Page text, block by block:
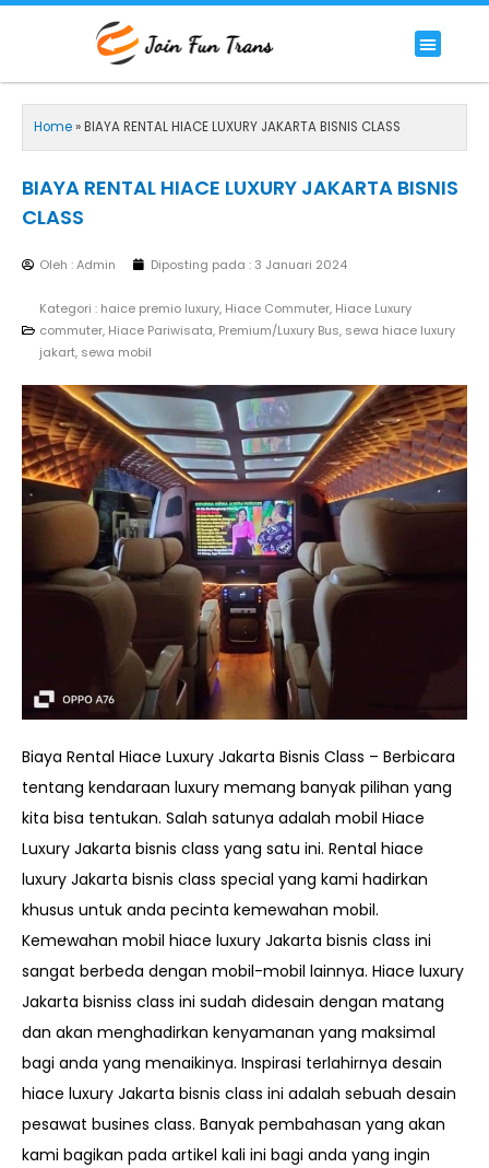
Menu
Home»BIAYA RENTAL HIACE LUXURY JAKARTA BISNIS CLASS
BIAYA RENTAL HIACE LUXURY JAKARTA BISNIS
CLASS
Oleh : Admin Diposting pada : 3 Januari 2024
Kategori : haice premio luxury, Hiace Commuter, Hiace Luxury
commuter, Hiace Pariwisata, Premium/Luxury Bus, sewa hiace luxury
jakart, sewa mobil
Biaya Rental Hiace Luxury Jakarta Bisnis Class – Berbicara
tentang kendaraan luxury memang banyak pilihan yang
kita bisa tentukan. Salah satunya adalah mobil Hiace
Luxury Jakarta bisnis class yang satu ini. Rental hiace
luxury Jakarta bisnis class special yang kami hadirkan
khusus untuk anda pecinta kemewahan mobil.
Kemewahan mobil hiace luxury Jakarta bisnis class ini
sangat berbeda dengan mobil-mobil lainnya. Hiace luxury
Jakarta bisniss class ini sudah didesain dengan matang
dan akan menghadirkan kenyamanan yang maksimal
bagi anda yang menaikinya. Inspirasi terlahirnya desain
hiace luxury Jakarta bisnis class ini adalah sebuah desain
pesawat busines class. Banyak pembahasan yang akan
kami bagikan pada artikel kali ini bagi anda yang ingin